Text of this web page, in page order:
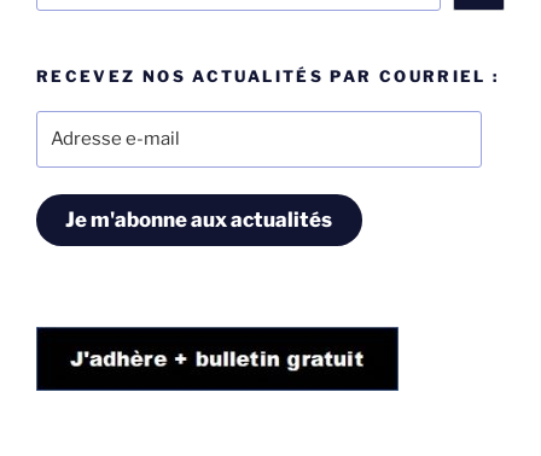
RECEVEZ NOS ACTUALITÉS PAR COURRIEL :
Je m'abonne aux actualités